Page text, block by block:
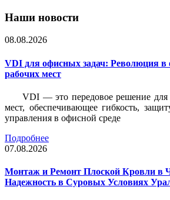
Наши новости
08.08.2026
VDI для офисных задач: Революция в
рабочих мест
VDI — это передовое решение для
мест, обеспечивающее гибкость,
управления в офисной среде
Подробнее
07.08.2026
Монтаж и Ремонт Плоской Кровли в
Надежность в Суровых Условиях